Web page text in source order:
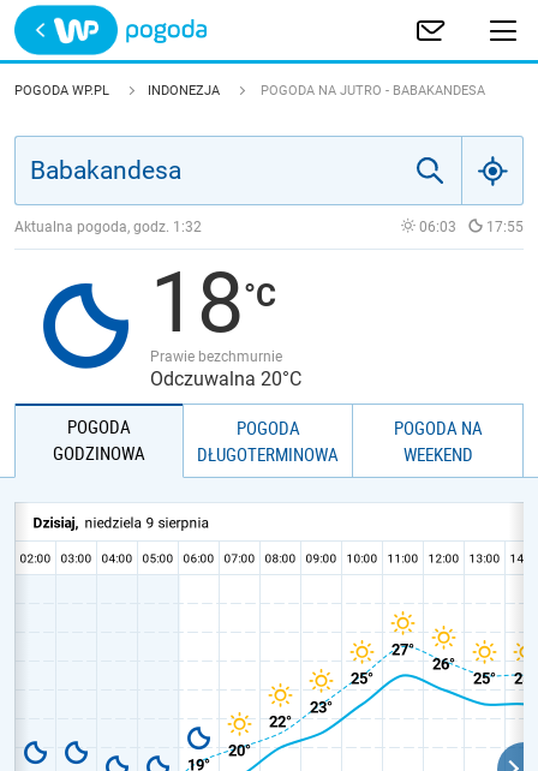
Trwa ładowanie
POLSKA
JAKOŚĆ POWIETRZA
POGODA WP.PL INDONEZJA POGODA NA JUTRO - BABAKANDESA
Aktualna pogoda, godz. 1:32 06:03 17:55
18
Prawie bezchmurnie
Odczuwalna 20°C
POGODA
GODZINOWA
POGODA
DŁUGOTERMINOWA
POGODA NA
WEEKEND